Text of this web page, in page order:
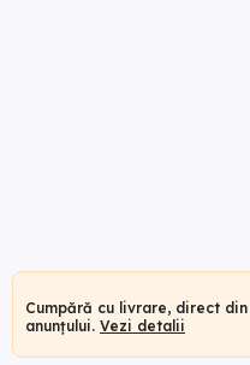
Cumpără cu livrare, direct
anunțului. Vezi detalii